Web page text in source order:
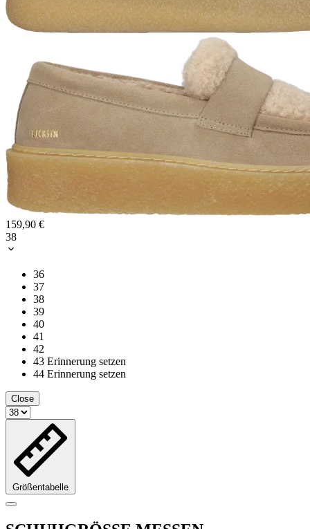
159,90 €
38
36
37
38
39
40
41
42
43 Erinnerung setzen
44 Erinnerung setzen
Close
Größentabelle